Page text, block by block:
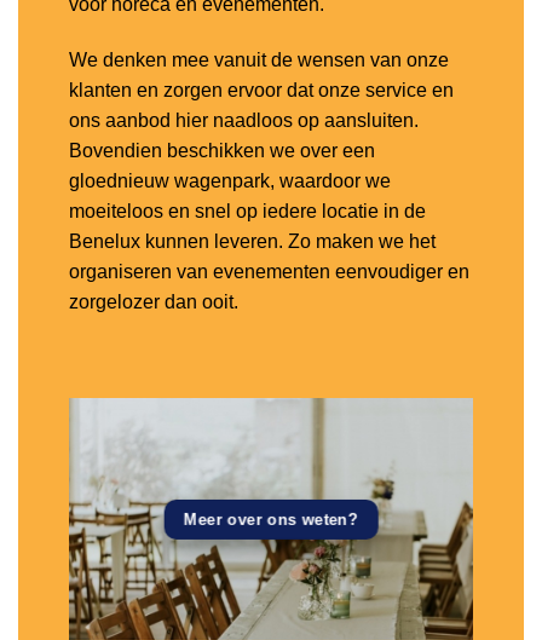
voor horeca en evenementen.
We denken mee vanuit de wensen van onze
klanten en zorgen ervoor dat onze service en
ons aanbod hier naadloos op aansluiten.
Bovendien beschikken we over een
gloednieuw wagenpark, waardoor we
moeiteloos en snel op iedere locatie in de
Benelux kunnen leveren. Zo maken we het
organiseren van evenementen eenvoudiger en
zorgelozer dan ooit.
Meer over ons weten?